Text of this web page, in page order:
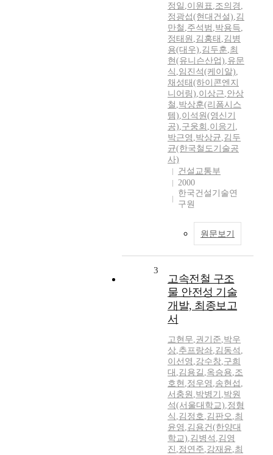
정일 ,이원표,조의경 ,
정광섭(현대건설),김
만철 ,주석범 ,박용득,
정태원 ,김홍태 ,김병
용(대우),김두훈,최
현(유니슨산업),유문
식 ,임진석(케이알),
채성태(하이콘엔지
니어링),이상근,안상
철 ,박상훈(리폼시스
템),이석원(영신기
공),구웅회 ,이응기 ,
박근영 ,박상균,김두
균(한국철도기술공
사)
건설교통부
2000
한국건설기술연
구원
원문보기
3
고속전철 구조
물 안전성 기술
개발, 최종보고
서
고현무,권기준,박우
상,추프랑솨,김동석 ,
이선영 ,강수창,구희
대 ,김용길 ,옥승용,조
호현 ,정우영 ,송현섭 ,
서충원 ,박병기 ,박원
석(서울대학교),정형
식 ,김정호,김판오,최
윤영 ,김용건(한양대
학교),김병석 ,김영
진 ,정연주,강재윤,최